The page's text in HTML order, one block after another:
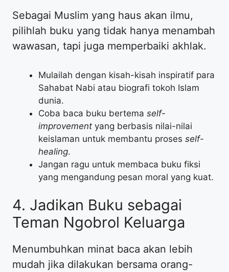
​Sebagai Muslim yang haus akan ilmu,
pilihlah buku yang tidak hanya menambah
wawasan, tapi juga memperbaiki akhlak.
​Mulailah dengan kisah-kisah inspiratif para
Sahabat Nabi atau biografi tokoh Islam
dunia.
​Coba baca buku bertema self-
improvement yang berbasis nilai-nilai
keislaman untuk membantu proses self-
healing.
​Jangan ragu untuk membaca buku fiksi
yang mengandung pesan moral yang kuat.
​4. Jadikan Buku sebagai
Teman Ngobrol Keluarga
​Menumbuhkan minat baca akan lebih
mudah jika dilakukan bersama orang-